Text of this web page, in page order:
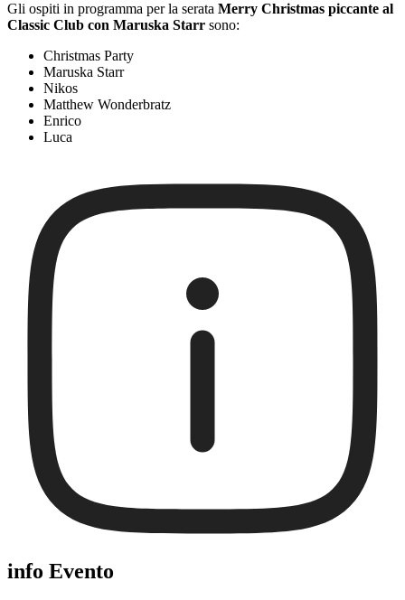
Gli ospiti in programma per la serata Merry Christmas piccante al
Classic Club con Maruska Starr sono:
Christmas Party
Maruska Starr
Nikos
Matthew Wonderbratz
Enrico
Luca
info Evento